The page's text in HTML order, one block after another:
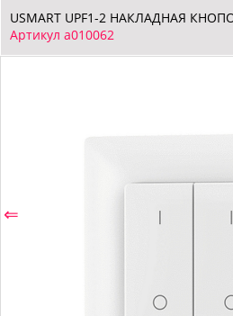
USMART UPF1-2 НАКЛАДНАЯ
Артикул a010062
⇐